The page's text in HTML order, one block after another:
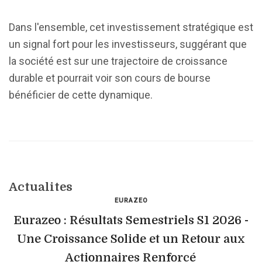
Dans l'ensemble, cet investissement stratégique est
un signal fort pour les investisseurs, suggérant que
la société est sur une trajectoire de croissance
durable et pourrait voir son cours de bourse
bénéficier de cette dynamique.
Actualites
EURAZEO
Eurazeo : Résultats Semestriels S1 2026 -
Une Croissance Solide et un Retour aux
Actionnaires Renforcé